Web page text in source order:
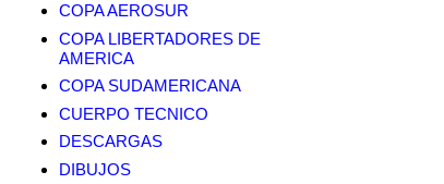
COPA AEROSUR
COPA LIBERTADORES DE
AMERICA
COPA SUDAMERICANA
CUERPO TECNICO
DESCARGAS
DIBUJOS